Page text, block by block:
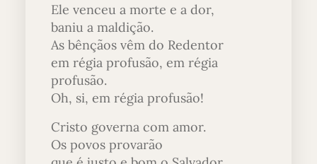
Ele venceu a morte e a dor,
baniu a maldição.
As bênçãos vêm do Redentor
em régia profusão, em régia
profusão.
Oh, si, em régia profusão!
Cristo governa com amor.
Os povos provarão